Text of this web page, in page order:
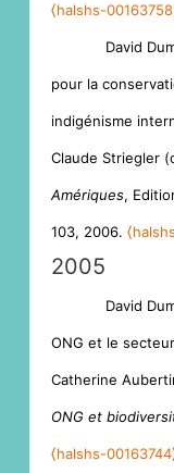
⟨halshs-
David
pour la
indigénisme
Claude Striegler
Amériques,
103, 2006.
2005
David
ONG et le
Catherine
ONG et
⟨halshs-